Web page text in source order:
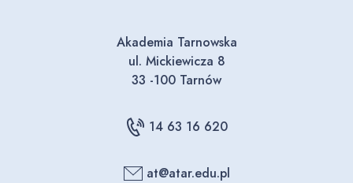
Akademia Tarnowska
ul. Mickiewicza 8
33 -100 Tarnów
14 63 16 620
at@atar.edu.pl